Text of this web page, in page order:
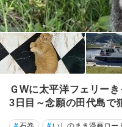
気
仙
沼
牡
鹿
島
石
ＧWに太平洋フェリー
3日目～念願の田代島で